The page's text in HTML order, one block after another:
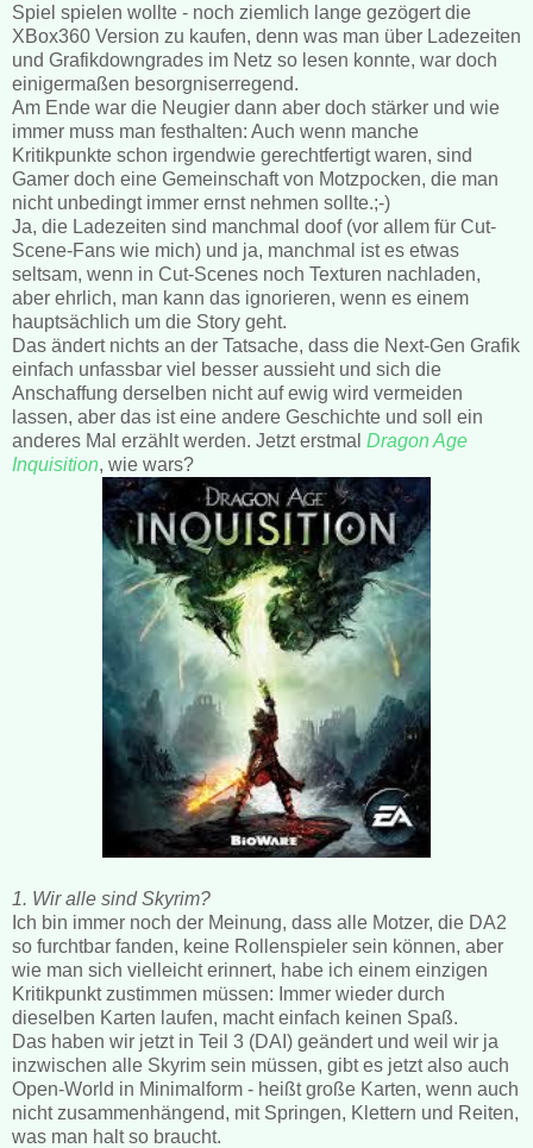
Spiel spielen wollte - noch ziemlich lange gezögert die
XBox360 Version zu kaufen, denn was man über Ladezeiten
und Grafikdowngrades im Netz so lesen konnte, war doch
einigermaßen besorgniserregend.
Am Ende war die Neugier dann aber doch stärker und wie
immer muss man festhalten: Auch wenn manche
Kritikpunkte schon irgendwie gerechtfertigt waren, sind
Gamer doch eine Gemeinschaft von Motzpocken, die man
nicht unbedingt immer ernst nehmen sollte.;-)
Ja, die Ladezeiten sind manchmal doof (vor allem für Cut-
Scene-Fans wie mich) und ja, manchmal ist es etwas
seltsam, wenn in Cut-Scenes noch Texturen nachladen,
aber ehrlich, man kann das ignorieren, wenn es einem
hauptsächlich um die Story geht.
Das ändert nichts an der Tatsache, dass die Next-Gen Grafik
einfach unfassbar viel besser aussieht und sich die
Anschaffung derselben nicht auf ewig wird vermeiden
lassen, aber das ist eine andere Geschichte und soll ein
anderes Mal erzählt werden. Jetzt erstmal Dragon Age
Inquisition, wie wars?
1. Wir alle sind Skyrim?
Ich bin immer noch der Meinung, dass alle Motzer, die DA2
so furchtbar fanden, keine Rollenspieler sein können, aber
wie man sich vielleicht erinnert, habe ich einem einzigen
Kritikpunkt zustimmen müssen: Immer wieder durch
dieselben Karten laufen, macht einfach keinen Spaß.
Das haben wir jetzt in Teil 3 (DAI) geändert und weil wir ja
inzwischen alle Skyrim sein müssen, gibt es jetzt also auch
Open-World in Minimalform - heißt große Karten, wenn auch
nicht zusammenhängend, mit Springen, Klettern und Reiten,
was man halt so braucht.